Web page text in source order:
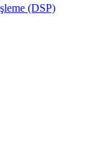
(DSP)